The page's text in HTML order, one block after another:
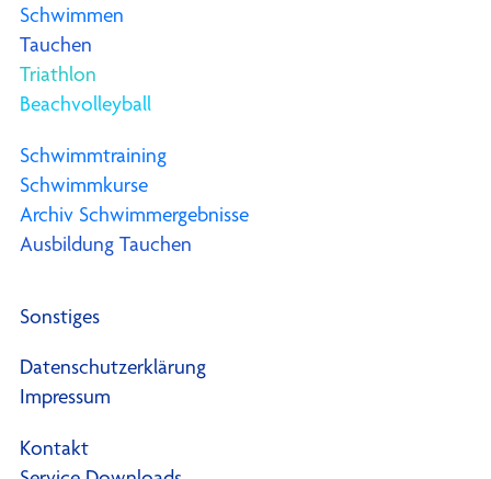
Schwimmen
Tauchen
Triathlon
Beachvolleyball
Schwimmtraining
Schwimmkurse
Archiv Schwimmergebnisse
Ausbildung Tauchen
Sonstiges
Datenschutzerklärung
Impressum
Kontakt